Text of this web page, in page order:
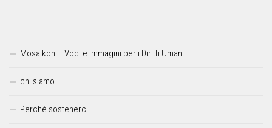
Mosaikon – Voci e immagini per i Diritti Umani
chi siamo
Perchè sostenerci